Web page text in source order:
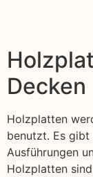
Decken
Holzplatten
benutzt. Es gibt
Ausführungen
Holzplatten